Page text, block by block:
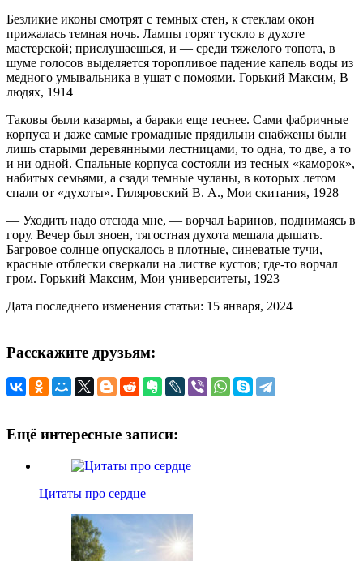
Безликие иконы смотрят с темных стен, к стеклам окон
прижалась темная ночь. Лампы горят тускло в духоте
мастерской; прислушаешься, и — среди тяжелого топота, в
шуме голосов выделяется торопливое падение капель воды из
медного умывальника в ушат с помоями. Горький Максим, В
людях, 1914
Таковы были казармы, а бараки еще теснее. Сами фабричные
корпуса и даже самые громадные прядильни снабжены были
лишь старыми деревянными лестницами, то одна, то две, а то
и ни одной. Спальные корпуса состояли из тесных «каморок»,
набитых семьями, а сзади темные чуланы, в которых летом
спали от «духоты». Гиляровский В. А., Мои скитания, 1928
— Уходить надо отсюда мне, — ворчал Баринов, поднимаясь в
гору. Вечер был зноен, тягостная духота мешала дышать.
Багровое солнце опускалось в плотные, синеватые тучи,
красные отблески сверкали на листве кустов; где-то ворчал
гром. Горький Максим, Мои университеты, 1923
Дата последнего изменения статьи: 15 января, 2024
Расскажите друзьям:
Ещё интересные записи:
Цитаты про сердце